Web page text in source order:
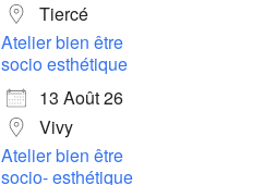
Tiercé
Atelier bien être
socio esthétique
13 Août 26
Vivy
Atelier bien être
socio- esthétique